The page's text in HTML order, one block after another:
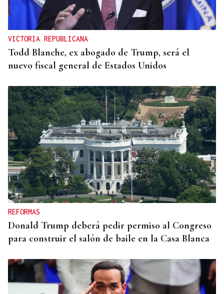
VICTORIA REPUBLICANA
Todd Blanche, ex abogado de Trump, será el
nuevo fiscal general de Estados Unidos
REFORMAS
Donald Trump deberá pedir permiso al Congreso
para construir el salón de baile en la Casa Blanca